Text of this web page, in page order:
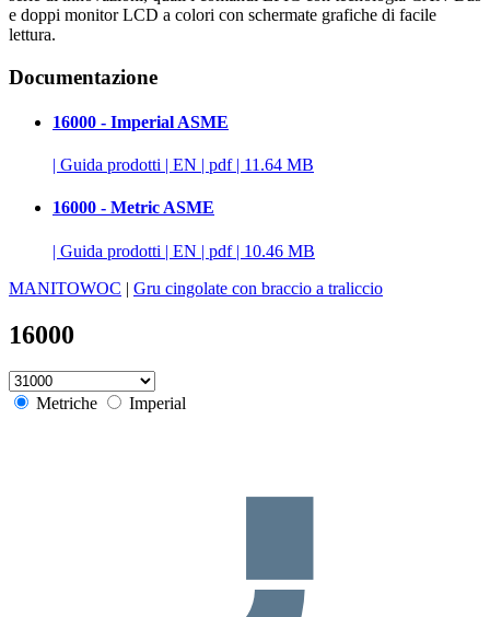
e doppi monitor LCD a colori con schermate grafiche di facile
lettura.
Documentazione
16000 - Imperial ASME
| Guida prodotti | EN | pdf | 11.64 MB
16000 - Metric ASME
| Guida prodotti | EN | pdf | 10.46 MB
MANITOWOC | Gru cingolate con braccio a traliccio
16000
Metriche Imperial